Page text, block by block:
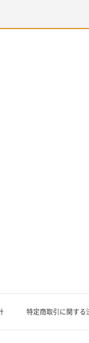
特定商取引に関する